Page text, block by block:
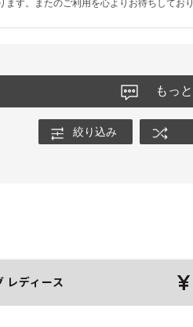
グ レディース
す。またのご利用を心よりお待ちしており
もっ
絞り込み